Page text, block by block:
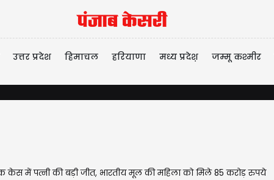
उत्तर प्रदेश हिमाचल हरियाणा मध्य प्रदेश़ जम्मू कश्मीर
केस में पत्नी की बड़ी जीत, भारतीय मूल की महिला को मिले 85 करोड़ रुपये